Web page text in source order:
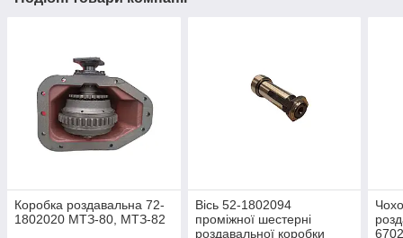
Коробка роздавальна 72-
1802020 МТЗ-80, МТЗ-82
Вісь 52-1802094
проміжної шестерні
роздавальної коробки